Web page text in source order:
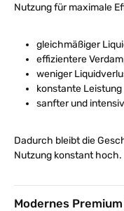
Nutzung für maximale
gleichmäßiger
effizientere
weniger
konstante Leistung
sanfter und
Dadurch bleibt die
Nutzung konstant hoch.
Modernes